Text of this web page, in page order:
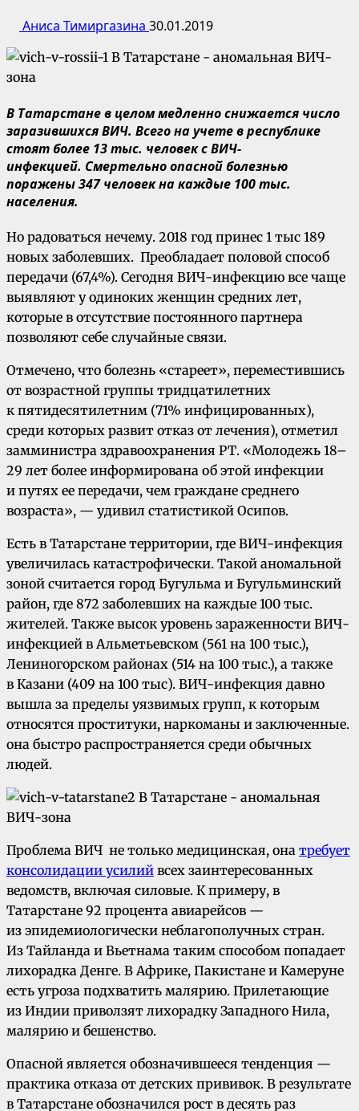
Аниса Тимиргазина 30.01.2019
В Татарстане в целом медленно снижается число
заразившихся ВИЧ. Всего на учете в республике
стоят более 13 тыс. человек с ВИЧ-
инфекцией. Смертельно опасной болезнью
поражены 347 человек на каждые 100 тыс.
населения.
Но радоваться нечему. 2018 год принес 1 тыс 189
новых заболевших. Преобладает половой способ
передачи (67,4%). Сегодня ВИЧ-инфекцию все чаще
выявляют у одиноких женщин средних лет,
которые в отсутствие постоянного партнера
позволяют себе случайные связи.
Отмечено, что болезнь «стареет», переместившись
от возрастной группы тридцатилетних
к пятидесятилетним (71% инфицированных),
среди которых развит отказ от лечения), отметил
замминистра здравоохранения РТ. «Молодежь 18–
29 лет более информирована об этой инфекции
и путях ее передачи, чем граждане среднего
возраста», — удивил статистикой Осипов.
Есть в Татарстане территории, где ВИЧ-инфекция
увеличилась катастрофически. Такой аномальной
зоной считается город Бугульма и Бугульминский
район, где 872 заболевших на каждые 100 тыс.
жителей. Также высок уровень зараженности ВИЧ-
инфекцией в Альметьевском (561 на 100 тыс.),
Лениногорском районах (514 на 100 тыс.), а также
в Казани (409 на 100 тыс). ВИЧ-инфекция давно
вышла за пределы уязвимых групп, к которым
относятся проституки, наркоманы и заключенные.
она быстро распространяется среди обычных
людей.
Проблема ВИЧ не только медицинская, она требует
консолидации усилий всех заинтересованных
ведомств, включая силовые. К примеру, в
Татарстане 92 процента авиарейсов —
из эпидемиологически неблагополучных стран.
Из Тайланда и Вьетнама таким способом попадает
лихорадка Денге. В Африке, Пакистане и Камеруне
есть угроза подхватить малярию. Прилетающие
из Индии приволзят лихорадку Западного Нила,
малярию и бешенство.
Опасной является обозначившееся тенденция —
практика отказа от детских прививок. В результате
в Татарстане обозначился рост в десять раз